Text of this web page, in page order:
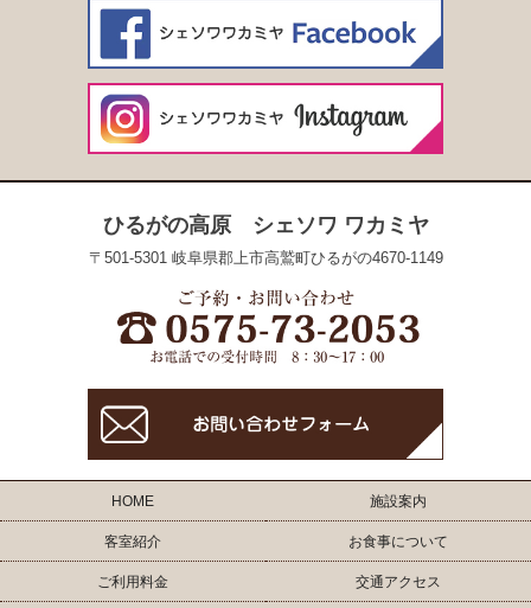
ひるがの高原 シェソワ ワカミヤ
〒501-5301 岐阜県郡上市高鷲町ひるがの4670-1149
HOME 施設案内
客室紹介 お食事について
ご利用料金 交通アクセス